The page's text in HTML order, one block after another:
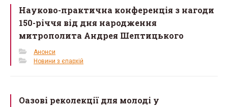
Науково-практична конференція з нагоди
150-річчя від дня народження
митрополита Андрея Шептицького
Анонси
Новини з єпархій
Оазові реколекції для молоді у